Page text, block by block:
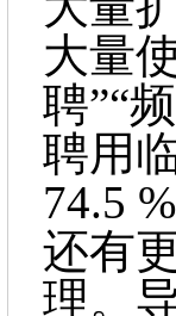
大量
聘”“
聘用
74.5
还有
理。